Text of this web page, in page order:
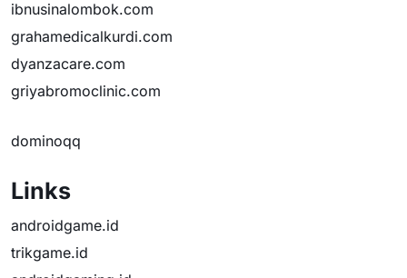
ibnusinalombok.com
grahamedicalkurdi.com
dyanzacare.com
griyabromoclinic.com
dominoqq
Links
androidgame.id
trikgame.id